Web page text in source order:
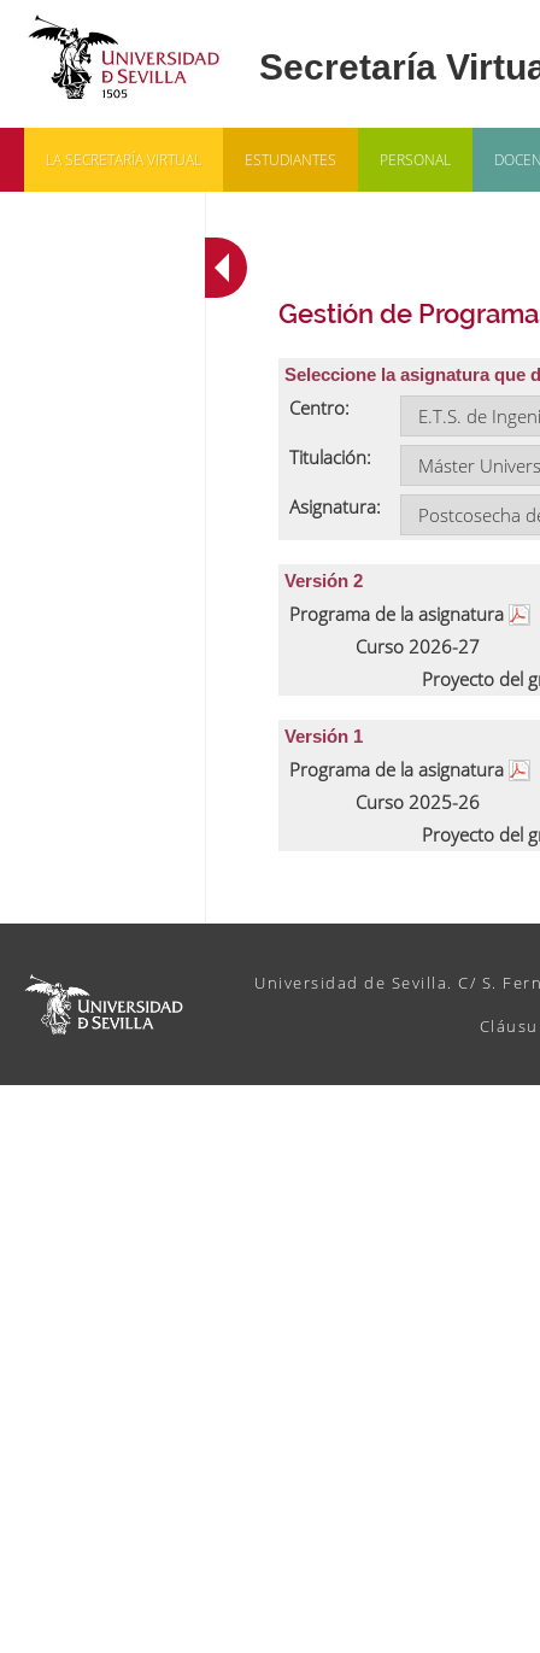
LA SECRETARÍA VIRTUAL ESTUDIANTES PERSONAL
Gestión de
Seleccione la asignatura que
Centro:
Titulación:
Asignatura:
Versión 2
Programa de la asignatura
Curso 2026-27
Proyecto del
Versión 1
Programa de la asignatura
Curso 2025-26
Proyecto del
Universidad de Sevilla. C/ S.